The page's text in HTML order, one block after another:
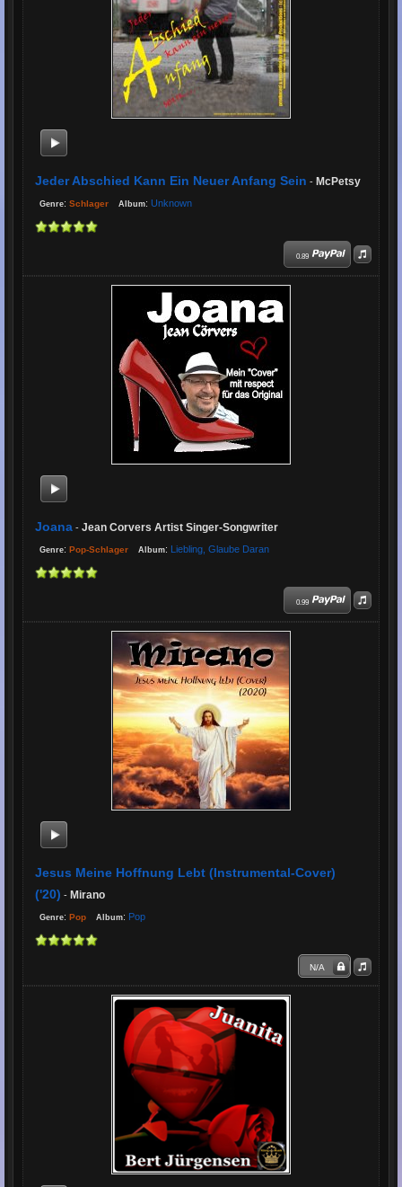
Jeder Abschied Kann Ein Neuer Anfang Sein - McPetsy
Genre: Schlager Album: Unknown
0.89
Joana - Jean Corvers Artist Singer-Songwriter
Genre: Pop-Schlager Album: Liebling, Glaube Daran
0.99
Jesus Meine Hoffnung Lebt (Instrumental-Cover)
('20) - Mirano
Genre: Pop Album: Pop
N/A